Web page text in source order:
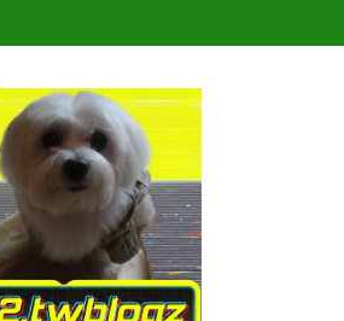
Hermes One Quick Start
Hermes One Quick Start